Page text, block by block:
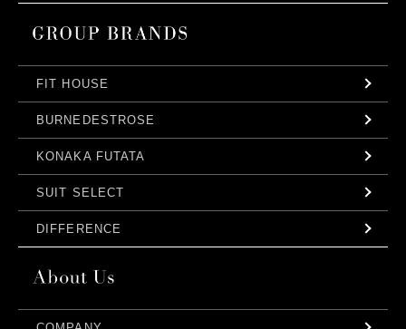
FIT HOUSE
BURNEDESTROSE
KONAKA FUTATA
SUIT SELECT
DIFFERENCE